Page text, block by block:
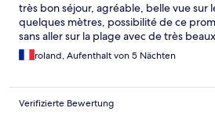
très bon séjour, agréable, belle vue sur
quelques mètres, possibilité de ce
sans aller sur la plage avec de très
roland, Aufenthalt von 5 Nächten
Verifizierte Bewertung